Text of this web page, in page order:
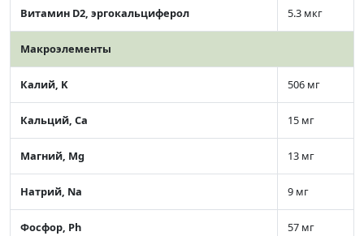
Витамин D2, эргокальциферол 5.3 мкг
Макроэлементы
Калий, K 506 мг
Кальций, Ca 15 мг
Магний, Mg 13 мг
Натрий, Na 9 мг
Фосфор, Ph 57 мг